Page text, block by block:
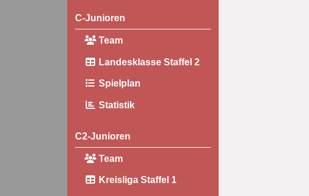
C-Junioren
Team
Landesklasse Staffel 2
Spielplan
Statistik
C2-Junioren
Team
Kreisliga Staffel 1